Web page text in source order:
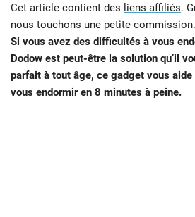
Cet article contient des liens affiliés.
nous touchons une petite commission.
Si vous avez des difficultés à vous
Dodow est peut-être la solution qu’il
parfait à tout âge, ce gadget vous
vous endormir en 8 minutes à peine.